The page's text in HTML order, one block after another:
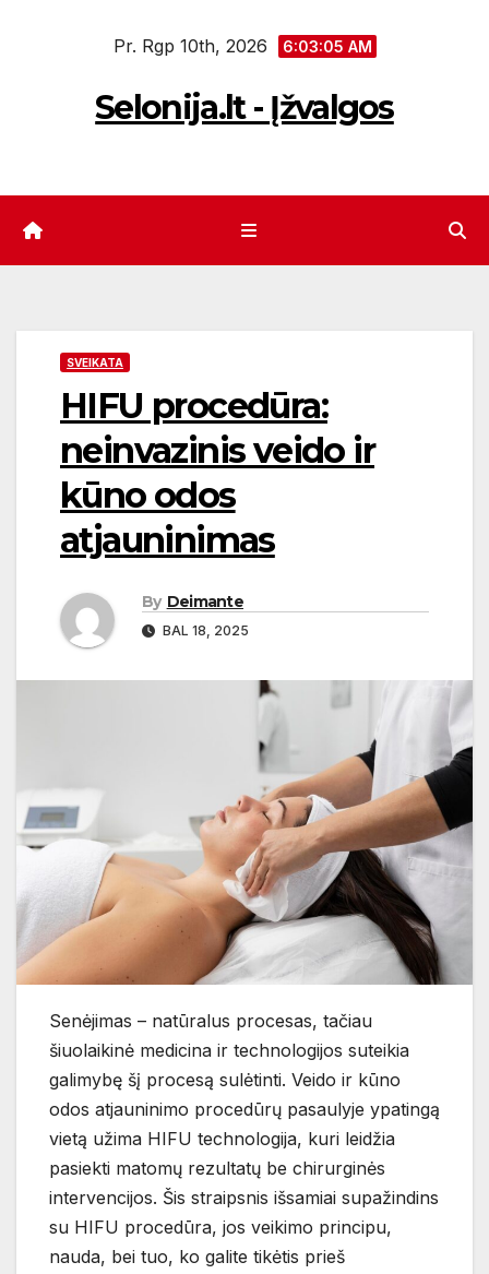
Pr. Rgp 10th, 2026 6:03:06 AM
Selonija.lt - Įžvalgos
SVEIKATA
HIFU procedūra:
neinvazinis veido ir
kūno odos
atjauninimas
By Deimante
BAL 18, 2025
Senėjimas – natūralus procesas, tačiau
šiuolaikinė medicina ir technologijos suteikia
galimybę šį procesą sulėtinti. Veido ir kūno
odos atjauninimo procedūrų pasaulyje ypatingą
vietą užima HIFU technologija, kuri leidžia
pasiekti matomų rezultatų be chirurginės
intervencijos. Šis straipsnis išsamiai supažindins
su HIFU procedūra, jos veikimo principu,
nauda, bei tuo, ko galite tikėtis prieš